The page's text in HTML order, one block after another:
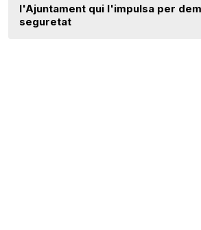
l'Ajuntament qui l'impulsa per
seguretat